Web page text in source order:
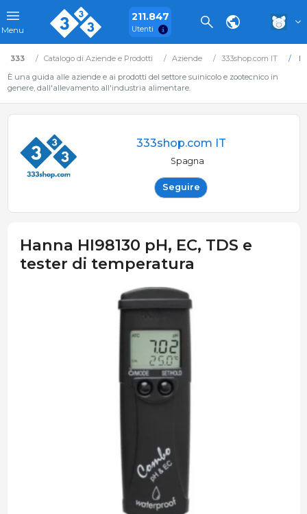
Menu
211.847
Utenti
333 Catalogo di Aziende e Prodotti Aziende 333shop.com IT
È una guida alle aziende e ai prodotti del settore suinicolo e zootecnico in
genere, dall'allevamento all'industria alimentare.
333shop.com IT
Spagna
Seguire
Hanna HI98130 pH, EC, TDS e
tester di temperatura